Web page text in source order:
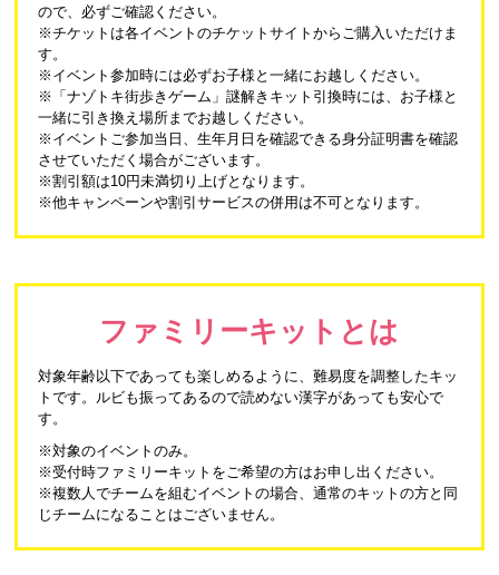
ので、必ずご確認ください。
※チケットは各イベントのチケットサイトからご購入いただけま
す。
※イベント参加時には必ずお子様と一緒にお越しください。
※「ナゾトキ街歩きゲーム」謎解きキット引換時には、お子様と
一緒に引き換え場所までお越しください。
※イベントご参加当日、生年月日を確認できる身分証明書を確認
させていただく場合がございます。
※割引額は10円未満切り上げとなります。
※他キャンペーンや割引サービスの併用は不可となります。
ファミリーキットとは
対象年齢以下であっても楽しめるように、難易度を調整したキッ
トです。ルビも振ってあるので読めない漢字があっても安心で
す。
※対象のイベントのみ。
※受付時ファミリーキットをご希望の方はお申し出ください。
※複数人でチームを組むイベントの場合、通常のキットの方と同
じチームになることはございません。